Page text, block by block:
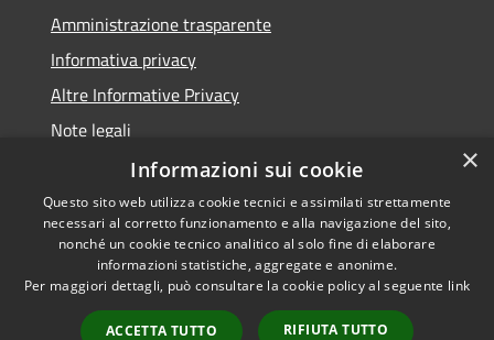
Amministrazione trasparente
Informativa privacy
Altre Informative Privacy
Note legali
Dichiarazione di accessibilità
RSS
Accessibilità
Copyright © 2026 • Comune di
Municipium• Accesso
×
Informazioni sui cookie
Questo sito web utilizza cookie tecnici e assimilati strettamente
necessari al corretto funzionamento e alla navigazione del sito,
nonché un cookie tecnico analitico al solo fine di elaborare
informazioni statistiche, aggregate e anonime.
Per maggiori dettagli, può consultare la cookie policy al seguente link
ACCETTA TUTTO RIFIUTA TUTTO